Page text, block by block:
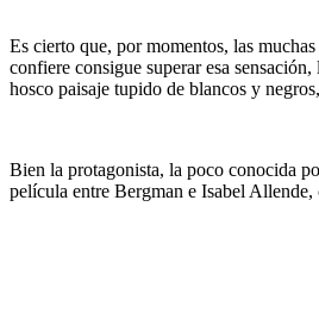
Es cierto que, por momentos, las
confiere consigue superar esa
hosco paisaje tupido de blancos y
Bien la protagonista, la poco conocida
película entre Bergman e Isabel